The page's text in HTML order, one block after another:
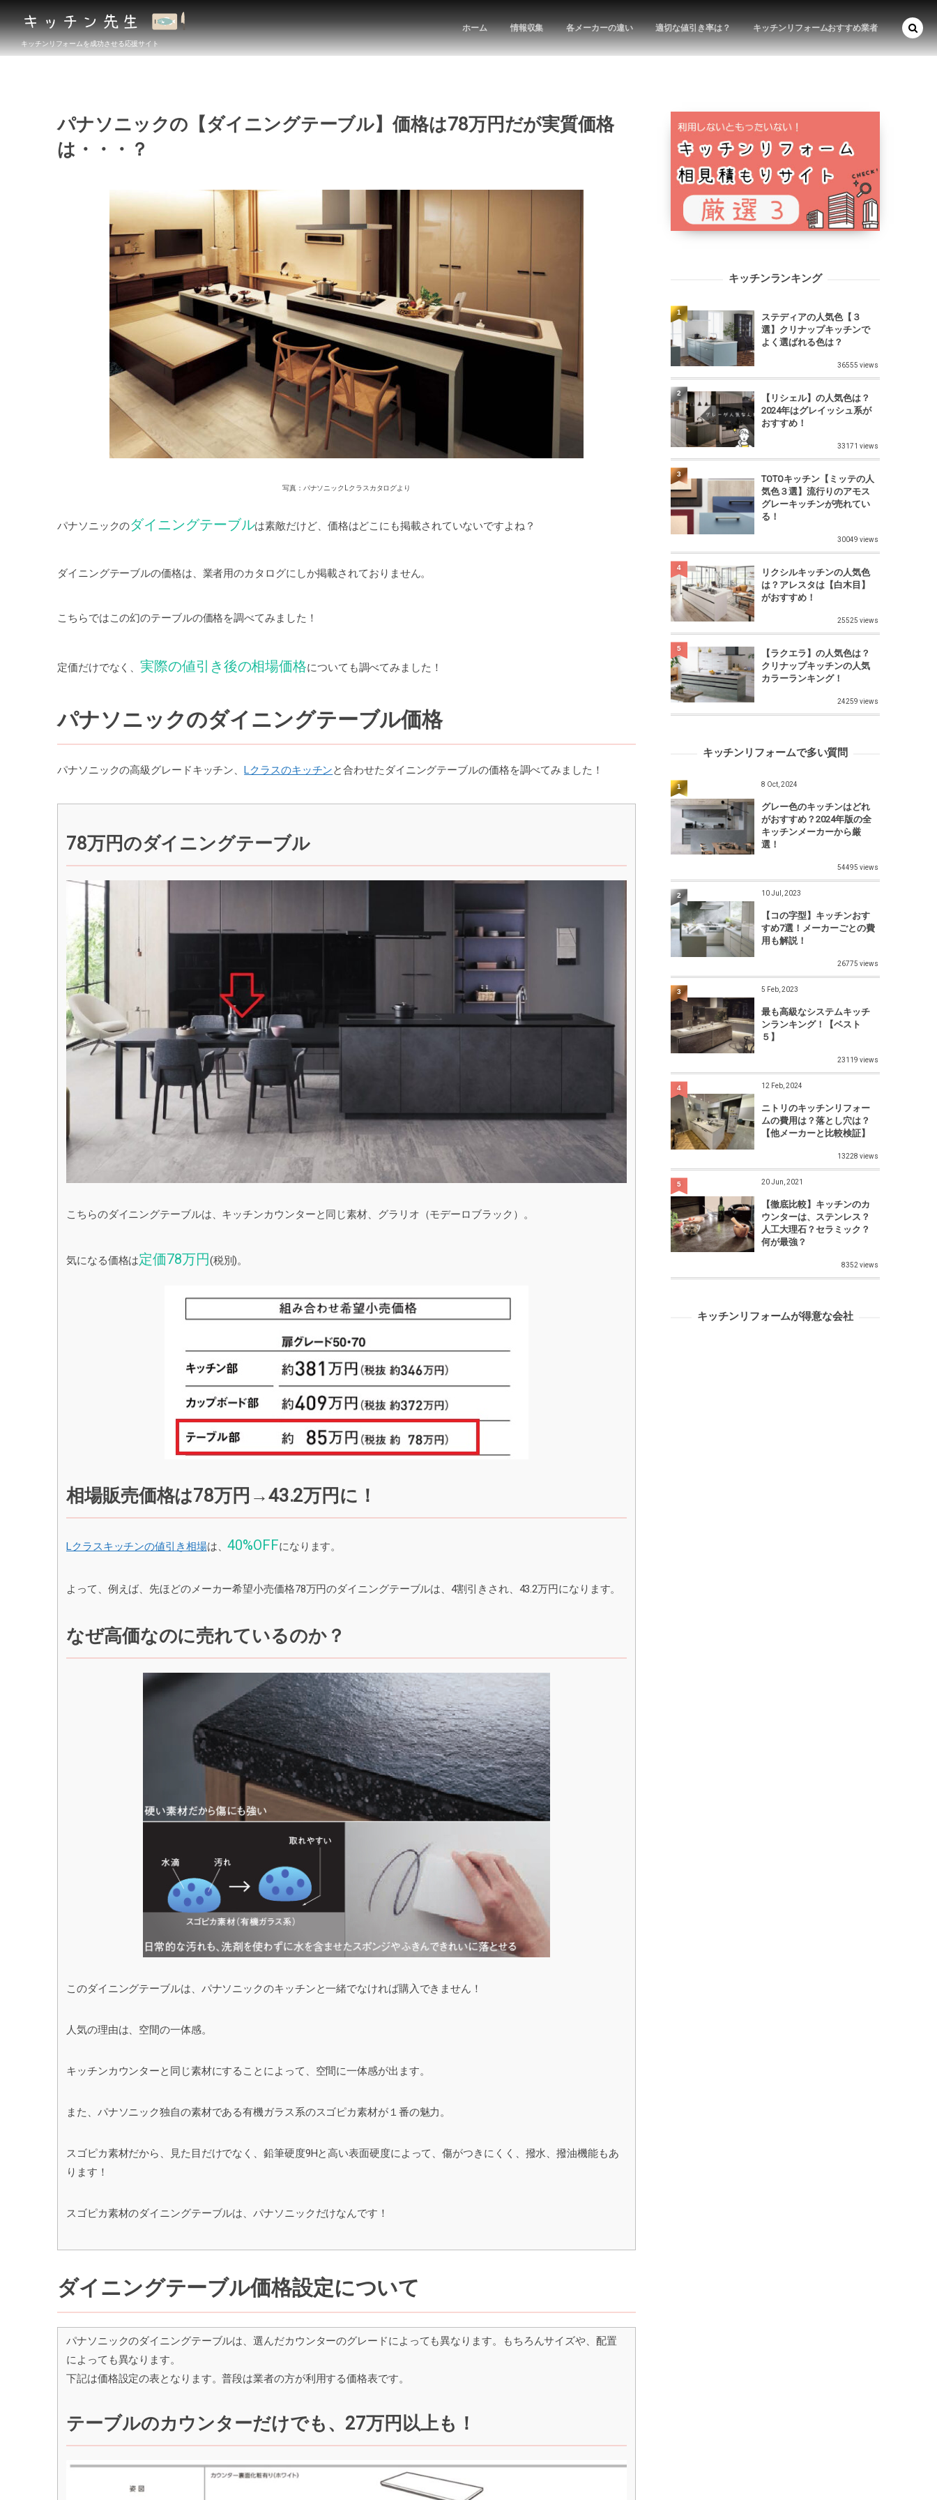
キッチンリフォームを成功させる応援サイト
ホーム 情報収集 各メーカーの違い 適切な値引き率は？ キッチンリフォームおすすめ業者
パナソニックの【ダイニングテーブル】価格は78万円だが実質価格
は・・・？
写真：パナソニックLクラスカタログより
パナソニックのダイニングテーブルは素敵だけど、価格はどこにも掲載されていないですよね？
ダイニングテーブルの価格は、業者用のカタログにしか掲載されておりません。
こちらではこの幻のテーブルの価格を調べてみました！
定価だけでなく、実際の値引き後の相場価格についても調べてみました！
パナソニックのダイニングテーブル価格
パナソニックの高級グレードキッチン、Lクラスのキッチンと合わせたダイニングテーブルの価格を調べてみました！
78万円のダイニングテーブル
こちらのダイニングテーブルは、キッチンカウンターと同じ素材、グラリオ（モデーロブラック）。
気になる価格は定価78万円(税別)。
相場販売価格は78万円→43.2万円に！
Lクラスキッチンの値引き相場は、40%OFFになります。
よって、例えば、先ほどのメーカー希望小売価格78万円のダイニングテーブルは、4割引きされ、43.2万円になります。
なぜ高価なのに売れているのか？
このダイニングテーブルは、パナソニックのキッチンと一緒でなければ購入できません！
人気の理由は、空間の一体感。
キッチンカウンターと同じ素材にすることによって、空間に一体感が出ます。
また、パナソニック独自の素材である有機ガラス系のスゴピカ素材が１番の魅力。
スゴピカ素材だから、見た目だけでなく、鉛筆硬度9Hと高い表面硬度によって、傷がつきにくく、撥水、撥油機能もあ
ります！
スゴピカ素材のダイニングテーブルは、パナソニックだけなんです！
ダイニングテーブル価格設定について
パナソニックのダイニングテーブルは、選んだカウンターのグレードによっても異なります。もちろんサイズや、配置
によっても異なります。
下記は価格設定の表となります。普段は業者の方が利用する価格表です。
テーブルのカウンターだけでも、27万円以上も！
キッチンランキング
ステディアの人気色【３
選】クリナップキッチンで
よく選ばれる色は？
36555 views
1
【リシェル】の人気色は？
2024年はグレイッシュ系が
おすすめ！
33171 views
2
TOTOキッチン【ミッテの人
気色３選】流行りのアモス
グレーキッチンが売れてい
る！
30049 views
3
リクシルキッチンの人気色
は？アレスタは【白木目】
がおすすめ！
25525 views
4
【ラクエラ】の人気色は？
クリナップキッチンの人気
カラーランキング！
24259 views
5
キッチンリフォームで多い質問
8 Oct, 2024
グレー色のキッチンはどれ
がおすすめ？2024年版の全
キッチンメーカーから厳
選！
54495 views
1
10 Jul, 2023
【コの字型】キッチンおす
すめ7選！メーカーごとの費
用も解説！
26775 views
2
5 Feb, 2023
最も高級なシステムキッチ
ンランキング！【ベスト
５】
23119 views
3
12 Feb, 2024
ニトリのキッチンリフォー
ムの費用は？落とし穴は？
【他メーカーと比較検証】
13228 views
4
20 Jun, 2021
【徹底比較】キッチンのカ
ウンターは、ステンレス？
人工大理石？セラミック？
何が最強？
8352 views
5
キッチンリフォームが得意な会社